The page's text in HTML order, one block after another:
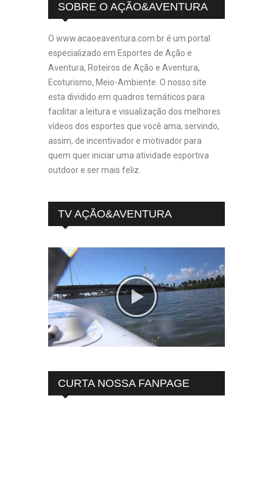
SOBRE O AÇÃO&AVENTURA
O www.acaoeaventura.com.br é um portal
especializado em Esportes de Ação e
Aventura, Roteiros de Ação e Aventura,
Ecoturismo, Meio-Ambiente. O nosso site
esta dividido em quadros temáticos para
facilitar a leitura e visualização dos melhores
vídeos dos esportes que você ama, servindo,
assim, de incentivador e motivador para
quem quer iniciar uma atividade esportiva
outdoor e ser mais feliz.
TV AÇÃO&AVENTURA
CURTA NOSSA FANPAGE